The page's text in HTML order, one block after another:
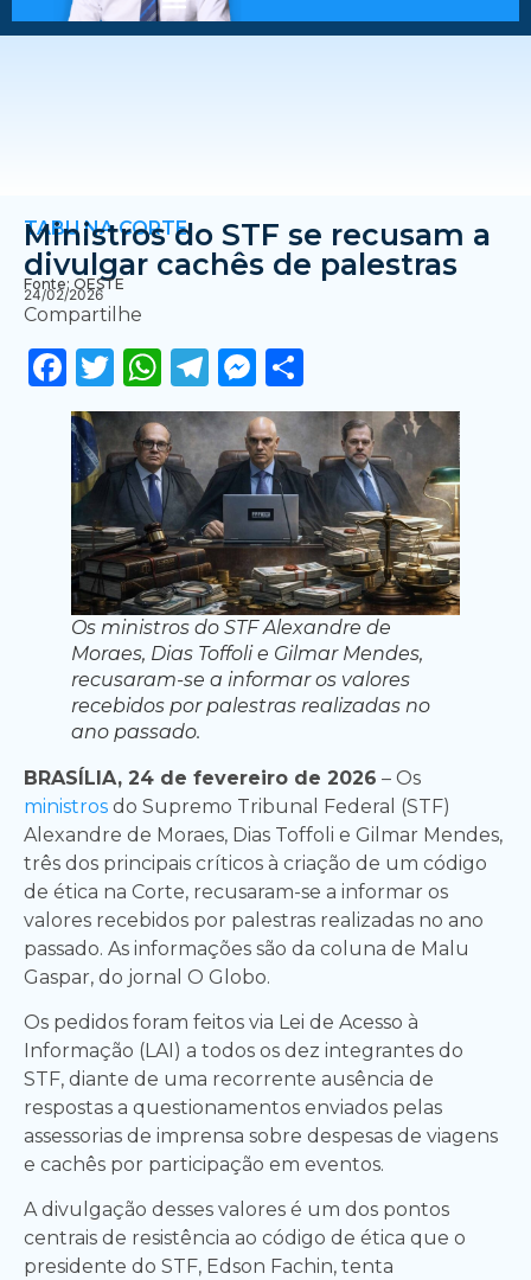
TABU NA CORTE
Ministros do STF se recusam a
divulgar cachês de palestras
Fonte: OESTE
24/02/2026
Compartilhe
Facebook
Twitter
WhatsApp
Telegram
Messenger
Os ministros do STF Alexandre de
Moraes, Dias Toffoli e Gilmar Mendes,
recusaram-se a informar os valores
recebidos por palestras realizadas no
ano passado.
BRASÍLIA, 24 de fevereiro de 2026 – Os
ministros do Supremo Tribunal Federal (STF)
Alexandre de Moraes, Dias Toffoli e Gilmar Mendes,
três dos principais críticos à criação de um código
de ética na Corte, recusaram-se a informar os
valores recebidos por palestras realizadas no ano
passado. As informações são da coluna de Malu
Gaspar, do jornal O Globo.
Os pedidos foram feitos via Lei de Acesso à
Informação (LAI) a todos os dez integrantes do
STF, diante de uma recorrente ausência de
respostas a questionamentos enviados pelas
assessorias de imprensa sobre despesas de viagens
e cachês por participação em eventos.
A divulgação desses valores é um dos pontos
centrais de resistência ao código de ética que o
presidente do STF, Edson Fachin, tenta